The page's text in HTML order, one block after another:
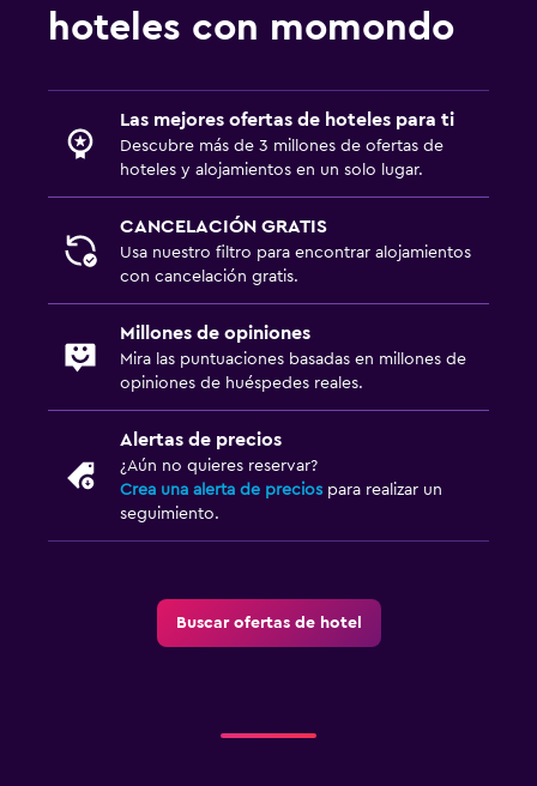
hoteles con momondo
Las mejores ofertas de hoteles para ti
Descubre más de 3 millones de ofertas de
hoteles y alojamientos en un solo lugar.
CANCELACIÓN GRATIS
Usa nuestro filtro para encontrar alojamientos
con cancelación gratis.
Millones de opiniones
Mira las puntuaciones basadas en millones de
opiniones de huéspedes reales.
Alertas de precios
¿Aún no quieres reservar?
Crea una alerta de precios para realizar un
seguimiento.
Buscar ofertas de hotel